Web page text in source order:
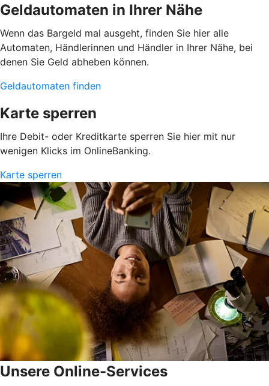
Geldautomaten in Ihrer Nähe
Wenn das Bargeld mal ausgeht, finden Sie hier alle
Automaten, Händlerinnen und Händler in Ihrer Nähe, bei
denen Sie Geld abheben können.
Geldautomaten finden
Karte sperren
Ihre Debit- oder Kreditkarte sperren Sie hier mit nur
wenigen Klicks im OnlineBanking.
Karte sperren
Unsere Online-Services